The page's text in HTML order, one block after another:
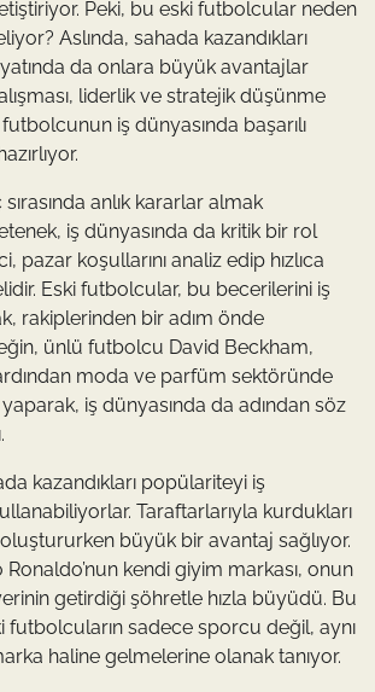
Peki, bu eski futbolcular neden
Aslında, sahada kazandıkları
da onlara büyük avantajlar
liderlik ve stratejik düşünme
iş dünyasında başarılı
anlık kararlar almak
iş dünyasında da kritik bir rol
pazar koşullarını analiz edip hızlıca
Eski futbolcular, bu becerilerini iş
rakiplerinden bir adım önde
ünlü futbolcu David Beckham,
moda ve parfüm sektöründe
iş dünyasında da adından söz
kazandıkları popülariteyi iş
Taraftarlarıyla kurdukları
oluştururken büyük bir avantaj sağlıyor.
Ronaldo’nun kendi giyim markası, onun
getirdiği şöhretle hızla büyüdü. Bu
futbolcuların sadece sporcu değil, aynı
haline gelmelerine olanak tanıyor.